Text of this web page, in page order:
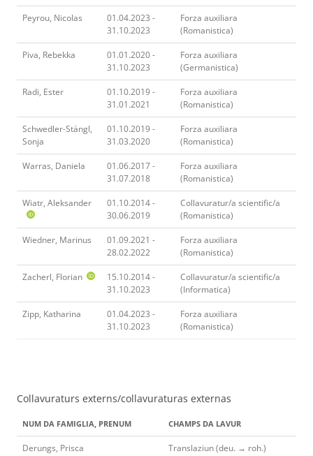
Peyrou, Nicolas
01.04.2023 -
31.10.2023
Forza auxiliara
(Romanistica)
Piva, Rebekka
01.01.2020 -
31.10.2023
Forza auxiliara
(Germanistica)
Radi, Ester
01.10.2019 -
31.01.2021
Forza auxiliara
(Romanistica)
Schwedler-Stängl,
Sonja
01.10.2019 -
31.03.2020
Forza auxiliara
(Romanistica)
Warras, Daniela
01.06.2017 -
31.07.2018
Forza auxiliara
(Romanistica)
Wiatr, Aleksander
01.10.2014 -
30.06.2019
Collavuratur/a scientific/a
(Romanistica)
Wiedner, Marinus
01.09.2021 -
28.02.2022
Forza auxiliara
(Romanistica)
Zacherl, Florian
15.10.2014 -
31.10.2023
Collavuratur/a scientific/a
(Informatica)
Zipp, Katharina
01.04.2023 -
31.10.2023
Forza auxiliara
(Romanistica)
Collavuraturs externs/collavuraturas externas
NUM DA FAMIGLIA, PRENUM CHAMPS DA LAVUR
Derungs, Prisca Translaziun (deu. → roh.)